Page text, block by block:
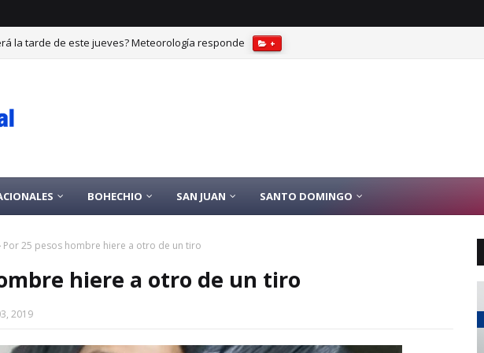
Román Ramos, fundador del Grupo Ramos y pionero del comercio moderno
BOHECHIO SAN JUAN SANTO DOMINGO
Por 25 pesos hombre hiere a otro de un tiro
hiere a otro de un tiro
2019